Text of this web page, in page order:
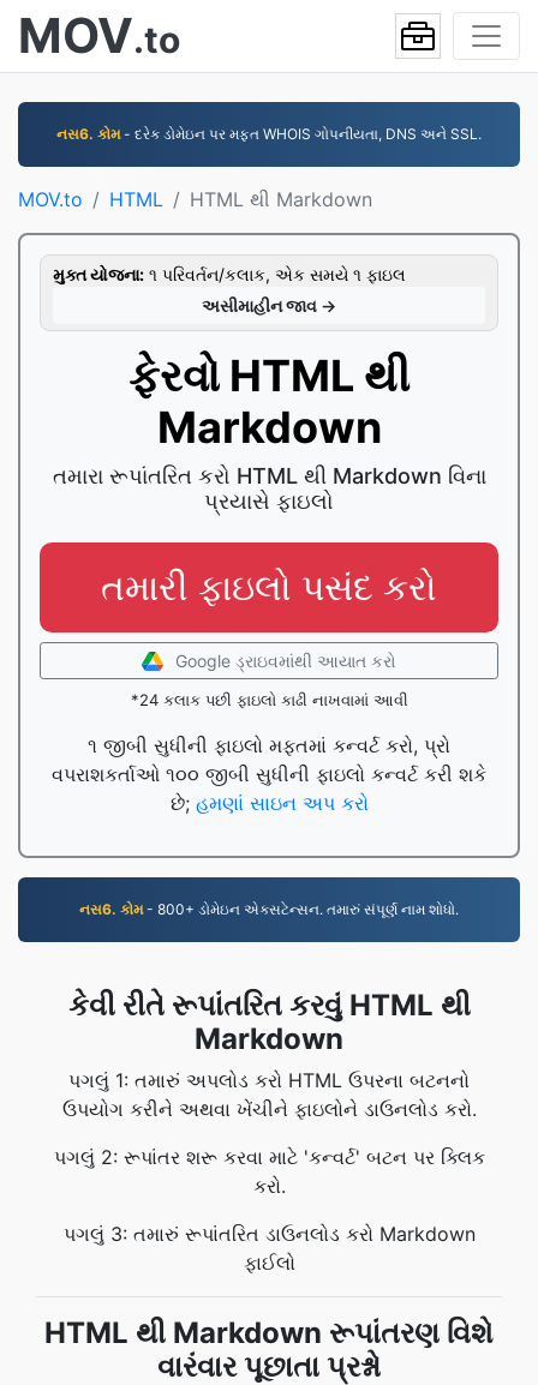
MOV.to
નસ6. કોમ- દરેક ડોમેઇન પર મફત WHOIS ગોપનીયતા, DNS અને SSL.
MOV.to HTML HTML થી Markdown
મુક્ત યોજના: ૧ પરિવર્તન/કલાક, એક સમયે ૧ ફાઇલ
અસીમાહીન જાવ →
ફેરવો HTML થી
Markdown
તમારા રૂપાંતરિત કરો HTML થી Markdown વિના
પ્રયાસે ફાઇલો
તમારી ફાઇલો પસંદ કરો
Google ડ્રાઇવમાંથી આયાત કરો
*24 કલાક પછી ફાઇલો કાઢી નાખવામાં આવી
૧ જીબી સુધીની ફાઇલો મફતમાં કન્વર્ટ કરો, પ્રો
વપરાશકર્તાઓ ૧૦૦ જીબી સુધીની ફાઇલો કન્વર્ટ કરી શકે
છે; હમણાં સાઇન અપ કરો
નસ6. કોમ- 800+ ડોમેઇન એક્સટેન્સન. તમારું સંપૂર્ણ નામ શોધો.
કેવી રીતે રૂપાંતરિત કરવું HTML થી
Markdown
પગલું 1: તમારું અપલોડ કરો HTML ઉપરના બટનનો
ઉપયોગ કરીને અથવા ખેંચીને ફાઇલોને ડાઉનલોડ કરો.
પગલું 2: રૂપાંતર શરૂ કરવા માટે 'કન્વર્ટ' બટન પર ક્લિક
કરો.
પગલું 3: તમારું રૂપાંતરિત ડાઉનલોડ કરો Markdown
ફાઈલો
HTML થી Markdown રૂપાંતરણ વિશે
વારંવાર પૂછાતા પ્રશ્નો